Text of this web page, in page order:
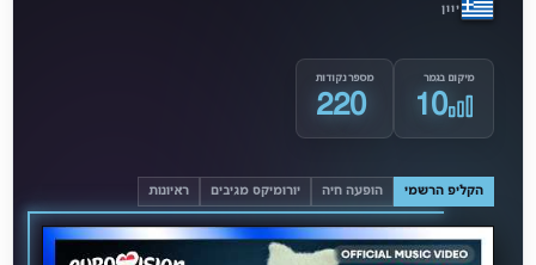
יוון
מיקום בגמר
10
מספר נקודות
220
הקליפ הרשמי הופעה חיה יורומיקס מגיבים ראיונות